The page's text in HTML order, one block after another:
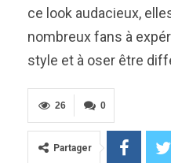
ce look audacieux,
nombreux fans à
style et à oser être
0
26
Partager